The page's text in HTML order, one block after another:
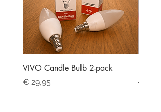
VIVO Candle Bulb 2-pack